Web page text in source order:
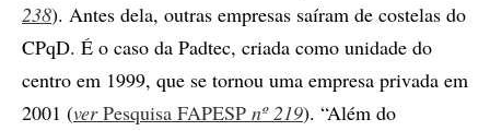
238). Antes dela, outras empresas saíram de costelas do
CPqD. É o caso da Padtec, criada como unidade do
centro em 1999, que se tornou uma empresa privada em
2001 (verPesquisa FAPESP nº 219). “Além do